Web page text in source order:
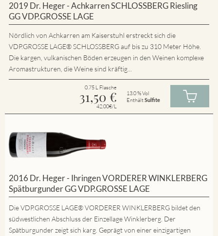
2019 Dr. Heger - Achkarren SCHLOSSBERG Riesling
GG VDP.GROSSE LAGE
Nördlich von Achkarren am Kaiserstuhl erstreckt sich die
VDP.GROSSE LAGE® SCHLOSSBERG auf bis zu 310 Meter Höhe.
Die kargen, vulkanischen Böden erzeugen in den Weinen komplexe
Aromastrukturen, die Weine sind kräftig...
0.75 L Flasche
31,50 €
42.00€/L
13.0 % Vol
EnthältSulfite
2016 Dr. Heger - Ihringen VORDERER WINKLERBERG
Spätburgunder GG VDP.GROSSE LAGE
Die VDP.GROSSE LAGE® VORDERER WINKLERBERG bildet den
südwestlichen Abschluss der Einzellage Winklerberg. Der
Spätburgunder zeigt sich karg. Geprägt von einer einzigartigen